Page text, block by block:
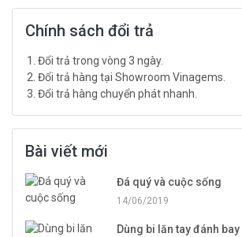
Chính sách đổi trả
Đổi trả trong vòng 3 ngày.
Đổi trả hàng tại Showroom Vinagems.
Đổi trả hàng chuyển phát nhanh.
Bài viết mới
Đá quý và cuộc sống
14/06/2019
Dùng bi lăn tay đánh